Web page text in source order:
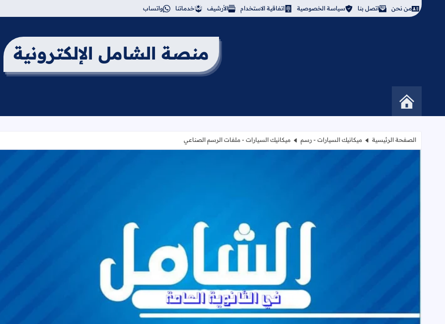
من نحن اتصل بنا سياسة الخصوصية اتفاقية الاستخدام الأرشيف خدماتنا واتساب
منصة الشامل الإلكترونية
الصفحة الرئيسية ميكانيك السيارات - رسم ميكانيك السيارات - ملفات الرسم الصناعي
ميكانيك السيارات - ملفات الرسم الصناعي